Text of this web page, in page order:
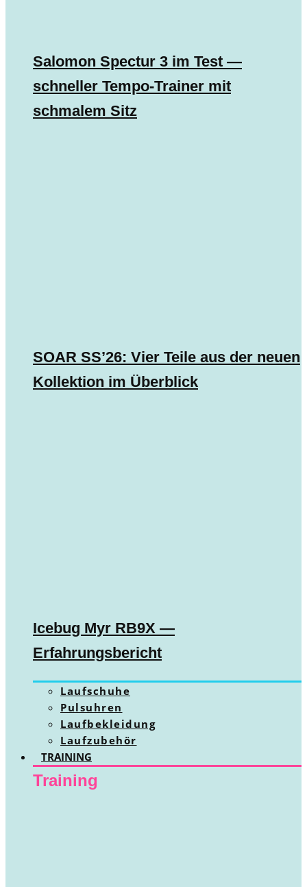
Salomon Spectur 3 im Test —
schneller Tempo-Trainer mit
schmalem Sitz
SOAR SS’26: Vier Teile aus der neuen
Kollektion im Überblick
Icebug Myr RB9X —
Erfahrungsbericht
Laufschuhe
Pulsuhren
Laufbekleidung
Laufzubehör
TRAINING
Training